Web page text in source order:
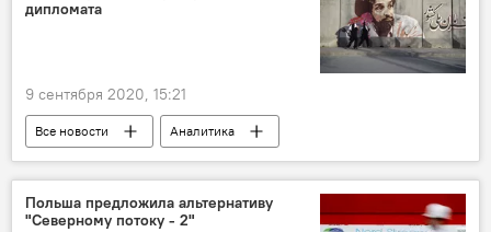
дипломата
9 сентября 2020, 15:21
Все новости
Аналитика
Афганистан
убийство
Ахмад Шах Масуд
Польша предложила альтернативу
"Северному потоку - 2"